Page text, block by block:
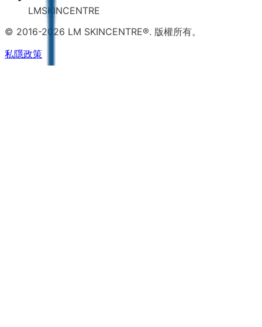
LMSKINCENTRE
© 2016-2026 LM SKINCENTRE®. 版權所有。
私隱政策